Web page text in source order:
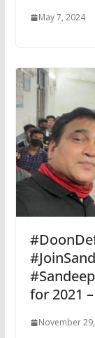
May 7, 2024
for 2021
November